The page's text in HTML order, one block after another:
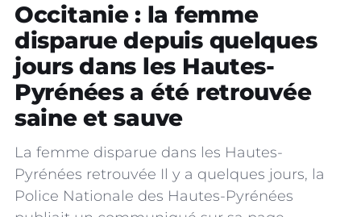
Occitanie : la femme
disparue depuis quelques
jours dans les Hautes-
Pyrénées a été retrouvée
saine et sauve
La femme disparue dans les Hautes-
Pyrénées retrouvée Il y a quelques jours, la
Police Nationale des Hautes-Pyrénées